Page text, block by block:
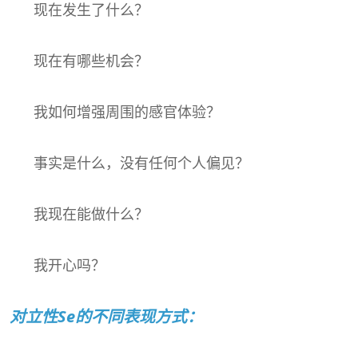
现在发生了什么？
现在有哪些机会？
我如何增强周围的感官体验？
事实是什么，没有任何个人偏见？
我现在能做什么？
我开心吗？
对立性Se的不同表现方式：